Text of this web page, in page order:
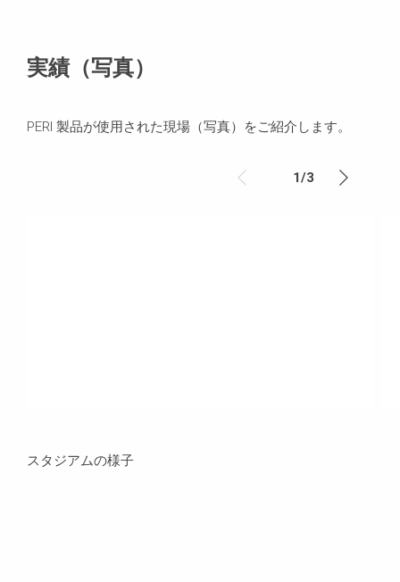
実績（写真）
PERI 製品が使用された現場（写真）をご紹介します。
1/3
スタジアムの様子